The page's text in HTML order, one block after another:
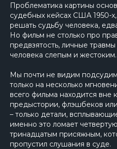
Проблематика картины
судебных кейсах США 1950-
решать судьбу человека,
Но фильм не столько про
предвзятость, личные
человека слепым и жестоким.
Мы почти не видим
только на несколько
всего фильма находится вне
предыстории, флэшбеков
– только детали,
именно это ломает
тринадцатым присяжным,
пропустил слушания в суде.